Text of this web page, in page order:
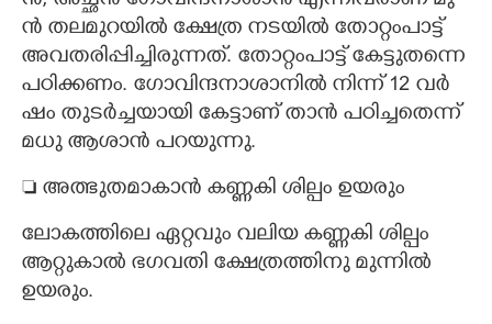
ൻ​ ​ത​ല​മു​റ​യി​ൽ​ ​ക്ഷേ​ത്ര​ ​ന​ട​യി​ൽ​ ​തോ​റ്റം​പാ​ട്ട് ​
അ​വ​ത​രി​പ്പി​ച്ചി​രു​ന്ന​ത്.​ ​തോ​റ്റം​പാ​ട്ട് ​കേ​ട്ടു​ത​ന്നെ​ ​
പ​ഠി​ക്ക​ണം.​ ​ഗോ​വി​ന്ദ​നാ​ശാ​നി​ൽ​ ​നി​ന്ന് 12​ ​വ​ർ​
ഷം​ ​തു​ട​ർ​ച്ച​യാ​യി​ ​കേ​ട്ടാ​ണ് ​താ​ൻ​ ​പ​ഠി​ച്ച​തെ​ന്ന് ​
മ​ധു​ ​ആ​ശാ​ൻ​ ​പ​റ​യു​ന്നു.
 അത്ഭുതമാകാൻ കണ്ണകി ശില്പം ഉയരും
ലോകത്തിലെ ഏറ്റവും വലിയ കണ്ണകി ശില്പം
ആറ്റുകാൽ ഭഗവതി ക്ഷേത്രത്തിനു മുന്നിൽ
ഉയരും.